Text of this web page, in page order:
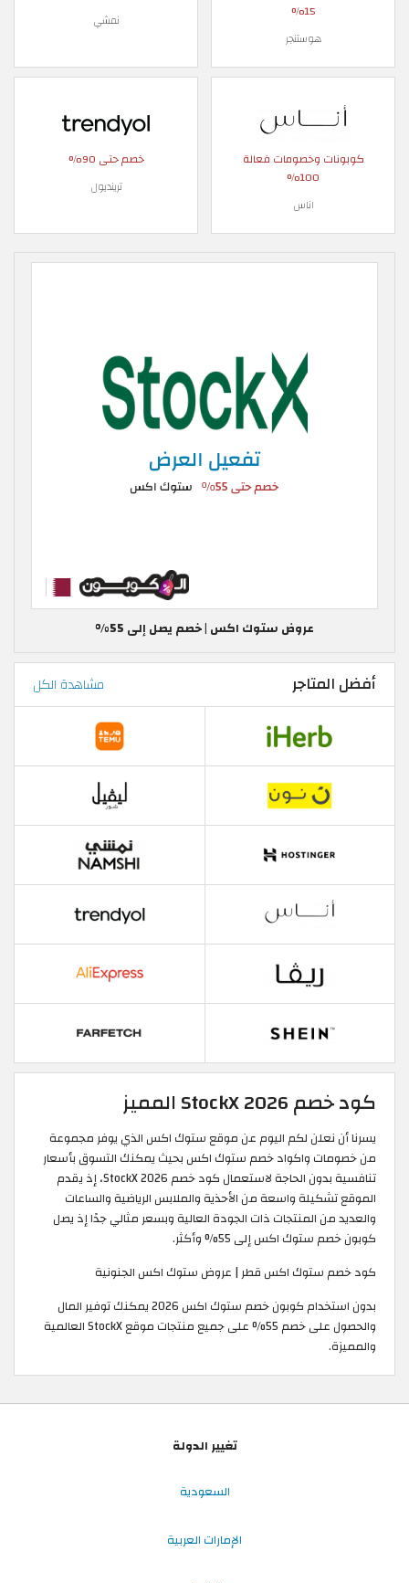
15%
هوستنجر
نمشي
كوبونات وخصومات فعالة
100%
اناس
خصم حتى 90%
ترينديول
عروض ستوك اكس | خصم يصل إلى 55%
أفضل المتاجر مشاهدة الكل
كود خصم StockX 2026 المميز
يسرنا أن نعلن لكم اليوم عن موقع ستوك اكس الذي يوفر مجموعة
من خصومات واكواد خصم ستوك اكس بحيث يمكنك التسوق بأسعار
تنافسية بدون الحاجة لاستعمال كود خصم StockX 2026، إذ يقدم
الموقع تشكيلة واسعة من الأحذية والملابس الرياضية والساعات
والعديد من المنتجات ذات الجودة العالية وبسعر مثالي جدًا إذ يصل
كوبون خصم ستوك اكس إلى 55% وأكثر.
كود خصم ستوك اكس قطر | عروض ستوك اكس الجنونية
بدون استخدام كوبون خصم ستوك اكس 2026 يمكنك توفير المال
والحصول على خصم 55% على جميع منتجات موقع StockX العالمية
والمميزة.
تغيير الدولة
السعودية
الإمارات العربية